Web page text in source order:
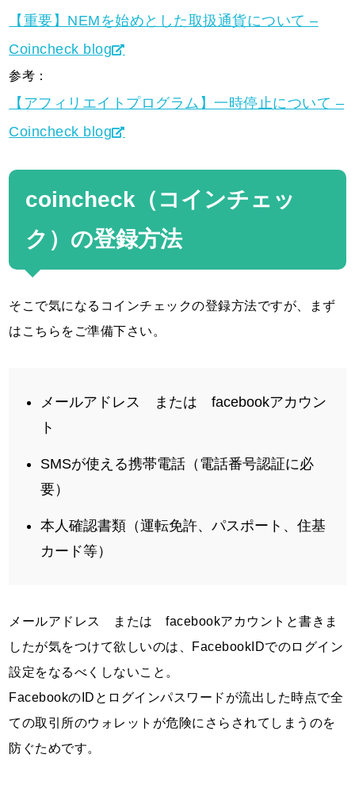
【重要】NEMを始めとした取扱通貨について –
Coincheck blog
参考：
【アフィリエイトプログラム】一時停止について –
Coincheck blog
coincheck（コインチェッ
ク）の登録方法
そこで気になるコインチェックの登録方法ですが、まず
はこちらをご準備下さい。
メールアドレス または facebookアカウン
ト
SMSが使える携帯電話（電話番号認証に必
要）
本人確認書類（運転免許、パスポート、住基
カード等）
メールアドレス または facebookアカウントと書きま
したが気をつけて欲しいのは、FacebookIDでのログイン
設定をなるべくしないこと。
FacebookのIDとログインパスワードが流出した時点で全
ての取引所のウォレットが危険にさらされてしまうのを
防ぐためです。